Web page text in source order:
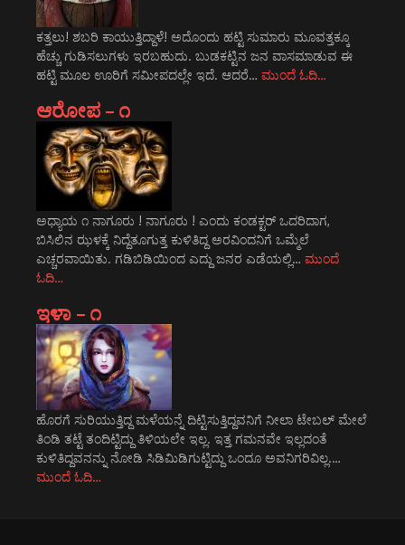
ಕತ್ತಲು! ಶಬರಿ ಕಾಯುತ್ತಿದ್ದಾಳೆ! ಅದೊಂದು ಹಟ್ಟಿ ಸುಮಾರು ಮೂವತ್ತಕ್ಕೂ
ಹೆಚ್ಚು ಗುಡಿಸಲುಗಳು ಇರಬಹುದು. ಬುಡಕಟ್ಟಿನ ಜನ ವಾಸಮಾಡುವ ಈ
ಹಟ್ಟಿ ಮೂಲ ಊರಿಗೆ ಸಮೀಪದಲ್ಲೇ ಇದೆ. ಆದರೆ… ಮುಂದೆ ಓದಿ…
ಆರೋಪ – ೧
ಅಧ್ಯಾಯ ೧ ನಾಗೂರು ! ನಾಗೂರು ! ಎಂದು ಕಂಡಕ್ಟರ್ ಒದರಿದಾಗ,
ಬಿಸಿಲಿನ ಝಳಕ್ಕೆ ನಿದ್ದೆತೂಗುತ್ತ ಕುಳಿತಿದ್ದ ಅರವಿಂದನಿಗೆ ಒಮ್ಮೆಲೆ
ಎಚ್ಚರವಾಯಿತು. ಗಡಿಬಿಡಿಯಿಂದ ಎದ್ದು ಜನರ ಎಡೆಯಲ್ಲಿ… ಮುಂದೆ
ಓದಿ…
ಇಳಾ – ೧
ಹೊರಗೆ ಸುರಿಯುತ್ತಿದ್ದ ಮಳೆಯನ್ನೆ ದಿಟ್ಟಿಸುತ್ತಿದ್ದವನಿಗೆ ನೀಲಾ ಟೇಬಲ್ ಮೇಲೆ
ತಿಂಡಿ ತಟ್ಟೆ ತಂದಿಟ್ಟಿದ್ದು ತಿಳಿಯಲೇ ಇಲ್ಲ. ಇತ್ತ ಗಮನವೇ ಇಲ್ಲದಂತೆ
ಕುಳಿತಿದ್ದವನನ್ನು ನೋಡಿ ಸಿಡಿಮಿಡಿಗುಟ್ಟಿದ್ದು ಒಂದೂ ಅವನಿಗರಿವಿಲ್ಲ.…
ಮುಂದೆ ಓದಿ…